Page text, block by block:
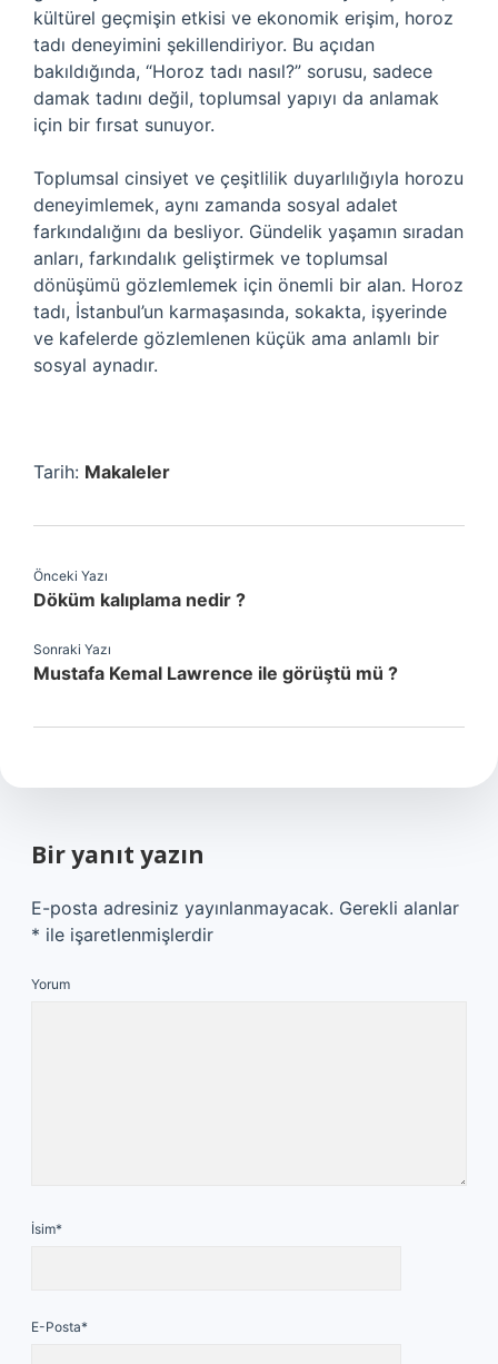
kültürel geçmişin etkisi ve ekonomik erişim, horoz
tadı deneyimini şekillendiriyor. Bu açıdan
bakıldığında, “Horoz tadı nasıl?” sorusu, sadece
damak tadını değil, toplumsal yapıyı da anlamak
için bir fırsat sunuyor.
Toplumsal cinsiyet ve çeşitlilik duyarlılığıyla horozu
deneyimlemek, aynı zamanda sosyal adalet
farkındalığını da besliyor. Gündelik yaşamın sıradan
anları, farkındalık geliştirmek ve toplumsal
dönüşümü gözlemlemek için önemli bir alan. Horoz
tadı, İstanbul’un karmaşasında, sokakta, işyerinde
ve kafelerde gözlemlenen küçük ama anlamlı bir
sosyal aynadır.
Tarih: Makaleler
Önceki Yazı
Döküm kalıplama nedir ?
Sonraki Yazı
Mustafa Kemal Lawrence ile görüştü mü ?
Bir yanıt yazın
E-posta adresiniz yayınlanmayacak. Gerekli alanlar
* ile işaretlenmişlerdir
Yorum
İsim*
E-Posta*